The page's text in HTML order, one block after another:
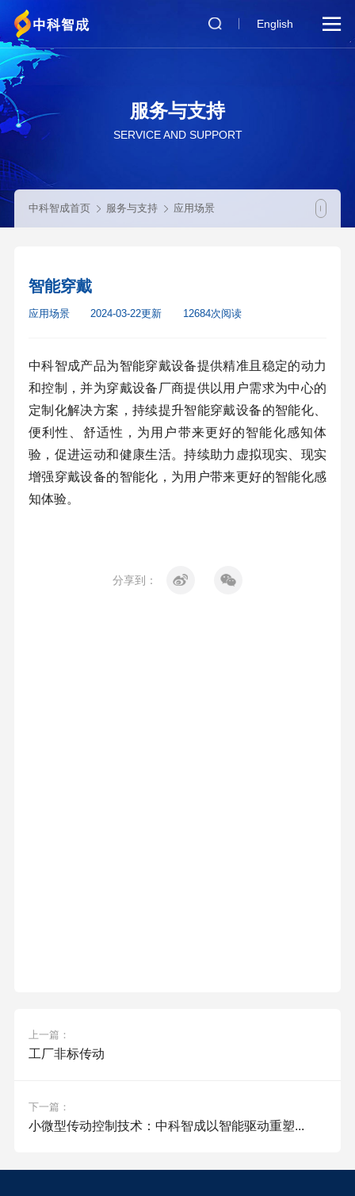
English 
服务与支持
SERVICE AND SUPPORT
中科智成首页 服务与支持 应用场景
智能穿戴
应用场景 2024-03-22更新 12684次阅读
中科智成产品为智能穿戴设备提供精准且稳定的动力
和控制，并为穿戴设备厂商提供以用户需求为中心的
定制化解决方案，持续提升智能穿戴设备的智能化、
便利性、舒适性，为用户带来更好的智能化感知体
验，促进运动和健康生活。持续助力虚拟现实、现实
增强穿戴设备的智能化，为用户带来更好的智能化感
知体验。
分享到：
上一篇：
工厂非标传动
下一篇：
小微型传动控制技术：中科智成以智能驱动重塑...